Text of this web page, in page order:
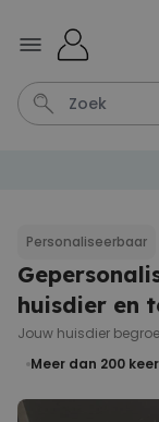
Personaliseerbaar
huisdier en
Jouw huisdier
Meer dan 200